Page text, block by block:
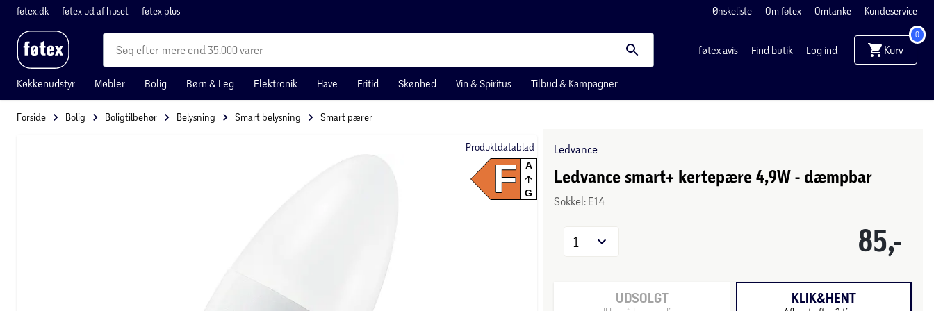
føtex.dk føtex ud af huset føtex plus Ønskeliste Om føtex Omtanke Kundeservice
mere end 35.000 varer føtex avis Find butik Log ind Kurv
0
Køkkenudstyr Møbler Bolig Børn & Leg Elektronik Have Fritid Skønhed Vin & Spiritus Tilbud & Kampagner
Forside Bolig Boligtilbehør Belysning Smart belysning Smart pærer
Produktdatablad
F A
G
Ledvance
Ledvance smart+ kertepære 4,9W - dæmpbar
Sokkel: E14
85,-
1
UDSOLGT KLIK&HENT